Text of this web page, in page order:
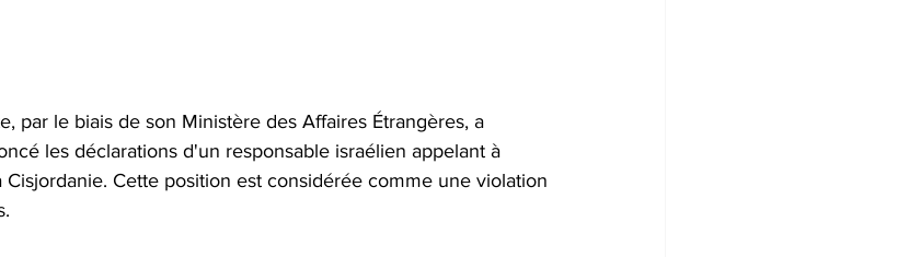
par le biais de son Ministère des Affaires Étrangères, a
les déclarations d'un responsable israélien appelant à
Cette position est considérée comme une violation